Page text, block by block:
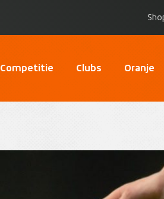
Competitie Clubs Oranje